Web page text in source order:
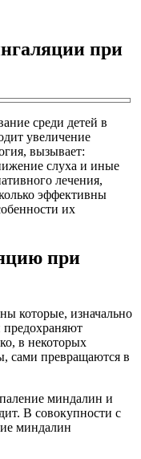
при
среди детей в
увеличение
вызывает:
слуха и иные
лечения,
эффективны
их
при
которые, изначально
в некоторых
сами превращаются в
миндалин и
В совокупности с
миндалин